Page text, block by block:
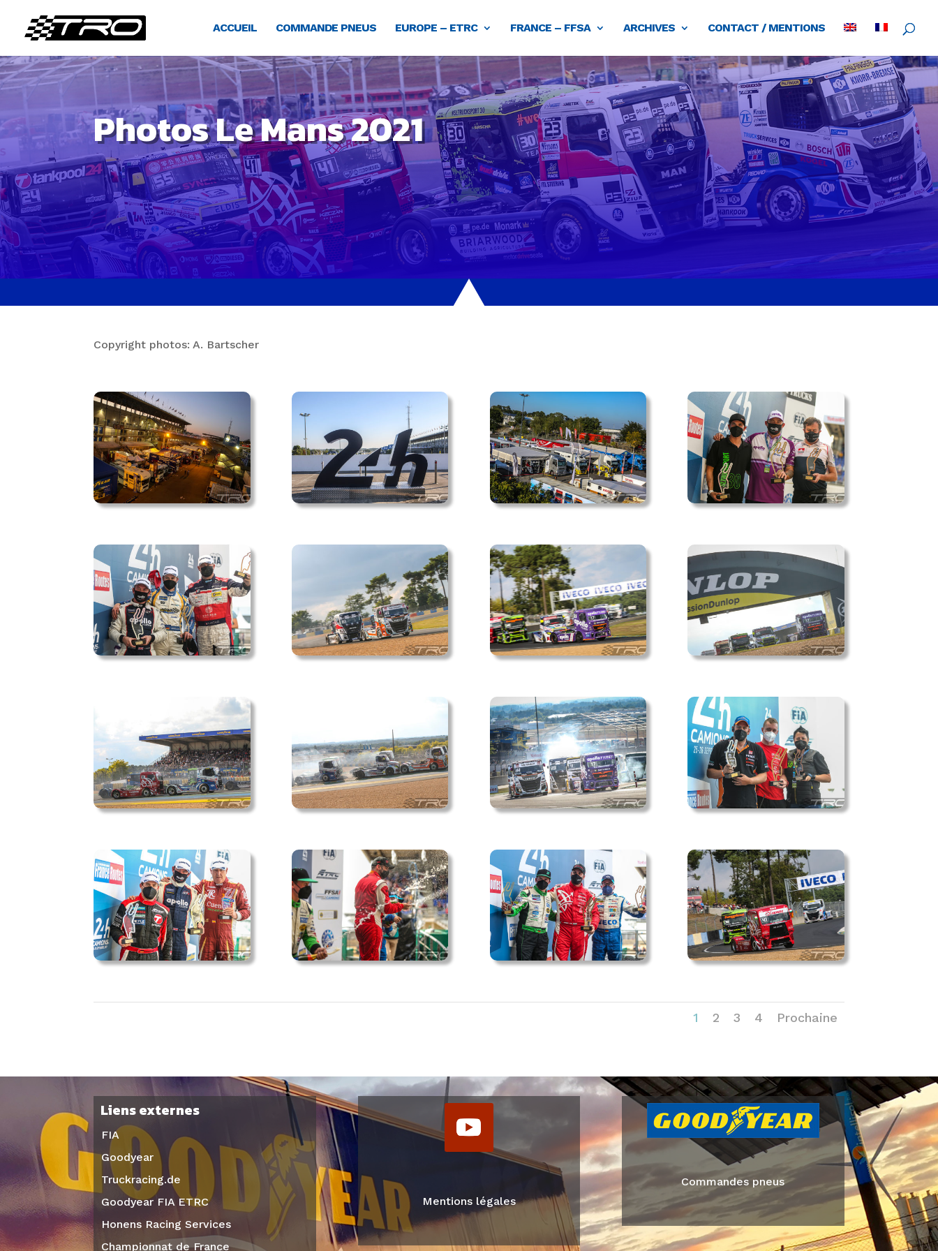
ACCUEIL COMMANDE PNEUS EUROPE – ETRC FRANCE – FFSA ARCHIVES CONTACT / MENTIONS
Photos Le Mans 2021
Copyright photos: A. Bartscher
1 2 3 4 Prochaine
Liens externes
FIA
Goodyear
Truckracing.de
Goodyear FIA ETRC
Honens Racing Services
Championnat de France
Mentions légales
Commandes pneus